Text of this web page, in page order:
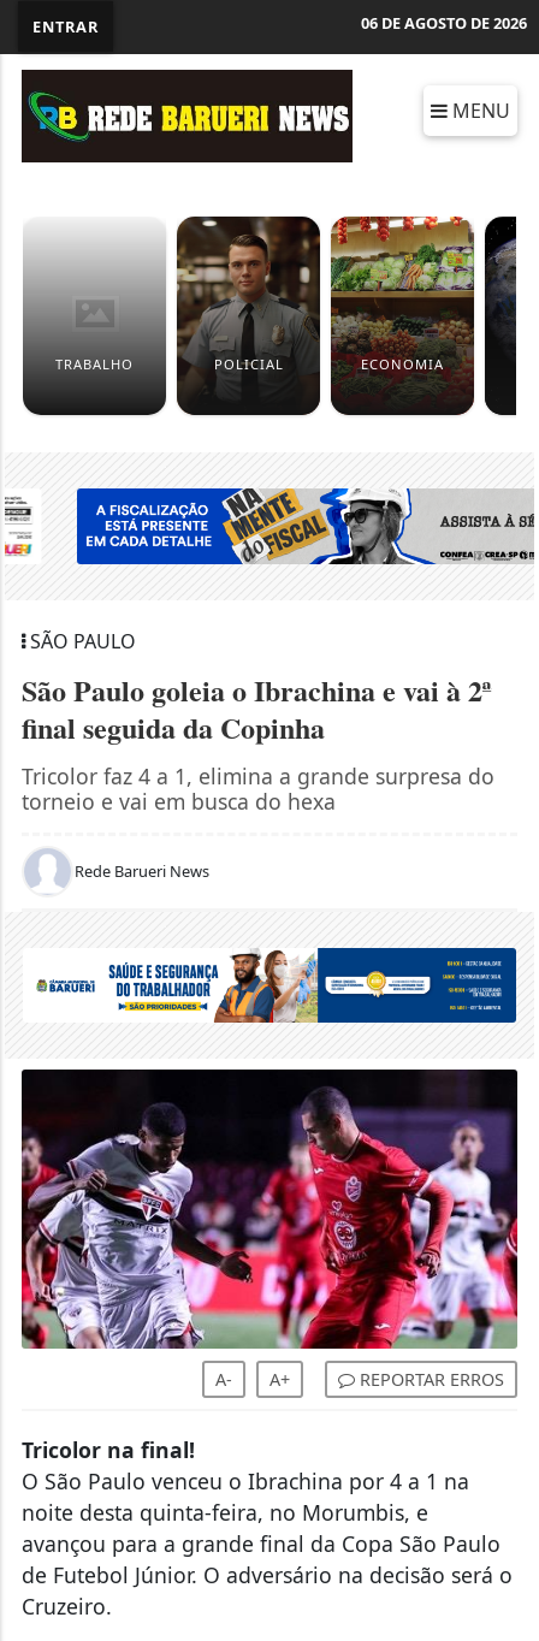
ENTRAR 06 DE AGOSTO DE 2026
MENU
TRABALHO POLICIAL ECONOMIA
SÃO PAULO
São Paulo goleia o Ibrachina e vai à 2ª
final seguida da Copinha
Tricolor faz 4 a 1, elimina a grande surpresa do
torneio e vai em busca do hexa
Rede Barueri News
A- A+ REPORTAR ERROS
Tricolor na final!
O São Paulo venceu o Ibrachina por 4 a 1 na
noite desta quinta-feira, no Morumbis, e
avançou para a grande final da Copa São Paulo
de Futebol Júnior. O adversário na decisão será o
Cruzeiro.